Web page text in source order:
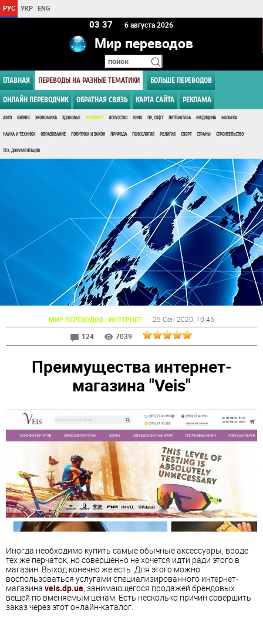
РУС УКР ENG
03:37 6 августа 2026
Мир переводов
ГЛАВНАЯ ПЕРЕВОДЫ НА РАЗНЫЕ ТЕМАТИКИ БОЛЬШЕ ПЕРЕВОДОВ
ОНЛАЙН ПЕРЕВОДЧИК ОБРАТНАЯ СВЯЗЬ КАРТА САЙТА РЕКЛАМА
АВТО БИЗНЕС ЭКОНОМИКА ЗДОРОВЬЕ ИНТЕРНЕТ ИСКУССТВО КИНО ПК, СОФТ ЛИТЕРАТУРА МЕДИЦИНА МУЗЫКА
НАУКА И ТЕХНИКА ОБРАЗОВАНИЕ ПОЛИТИКА И ЗАКОН ПРИРОДА ПСИХОЛОГИЯ РЕЛИГИЯ СПОРТ СТРАНЫ СТРОИТЕЛЬСТВО
ТЕХ. ДОКУМЕНТАЦИЯ
МИР ПЕРЕВОДОВ : ИНТЕРНЕТ 25 Сен 2020 , 10:45
124
7039
Преимущества интернет-
магазина "Veis"
Иногда необходимо купить самые обычные аксессуары, вроде
тех же перчаток, но совершенно не хочется идти ради этого в
магазин. Выход конечно же есть. Для этого можно
воспользоваться услугами специализированного интернет-
магазина veis.dp.ua, занимающегося продажей брендовых
вещей по вменяемым ценам. Есть несколько причин совершить
заказ через этот онлайн-каталог.